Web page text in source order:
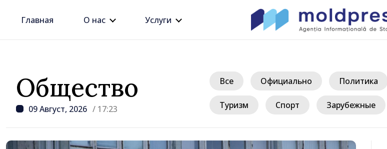
Главная О нас Услуги
Общество
09 Август, 2026 / 17:23
Все Официально Политика
Туризм Спорт Зарубежные